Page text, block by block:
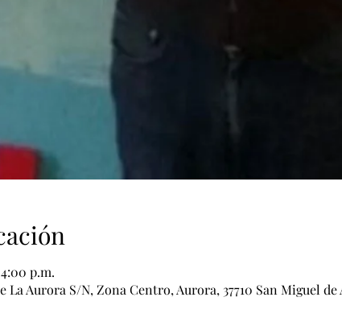
p.m.
La Aurora S/N, Zona Centro, Aurora, 37710 San Miguel